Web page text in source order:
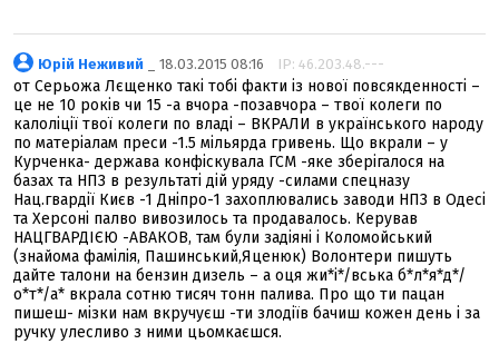
Юрій Неживий _ 18.03.2015 08:16 IP: 46.203.48.---
от Серьожа Лєщенко такі тобі факти із нової повсякденності –
це не 10 років чи 15 -а вчора -позавчора – твої колеги по
калоліції твої колеги по владі – ВКРАЛИ в українського народу
по матеріалам преси -1.5 мільярда гривень. Що вкрали – у
Курченка- держава конфіскувала ГСМ -яке зберігалося на
базах та НПЗ в результаті дій уряду -силами спецназу
Нац.гвардії Києв -1 Дніпро-1 захоплювались заводи НПЗ в Одесі
та Херсоні палво вивозилось та продавалось. Керував
НАЦГВАРДІЄЮ -АВАКОВ, там були задіяні і Коломойський
(знайома фамілія, Пашинський,Яценюк) Волонтери пишуть
дайте талони на бензин дизель – а оця жи*і*/вська б*л*я*д*/
о*т*/а* вкрала сотню тисяч тонн палива. Про що ти пацан
пишеш- мізки нам вкручуєш -ти злодіїв бачиш кожен день і за
ручку улесливо з ними цьомкаєшся.